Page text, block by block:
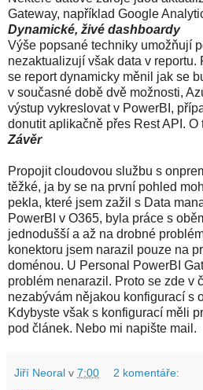
Gateway, například Google
Dynamické, živé dashboardy
Výše popsané techniky umožňují
nezaktualizují však data v reportu.
se report dynamicky měnil jak se
v současné době dvě možnosti,
výstup vykreslovat v PowerBI,
donutit aplikačně přes Rest API. O
Závěr
Propojit cloudovou službu s
těžké, ja by se na první pohled
pekla, které jsem zažil s Data
PowerBI v O365, byla práce s
jednodušší a až na drobné
konektoru jsem narazil pouze na
doménou. U Personal PowerBI
problém nenarazil. Proto se zde v
nezabývám nějakou konfigurací s
Kdybyste však s konfigurací měli
pod článek. Nebo mi napište mail.
Jiří Neoral v 7:00 2 komentáře: